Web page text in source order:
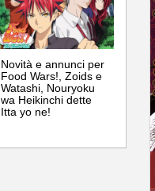
Novità e annunci per
Food Wars!, Zoids e
Watashi, Nouryoku
wa Heikinchi dette
Itta yo ne!